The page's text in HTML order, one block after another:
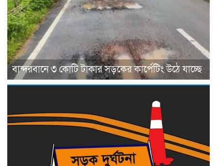
বান্দরবানে ৩ কোটি টাকার সড়কের কার্পেটিং উঠে যাচ্ছে